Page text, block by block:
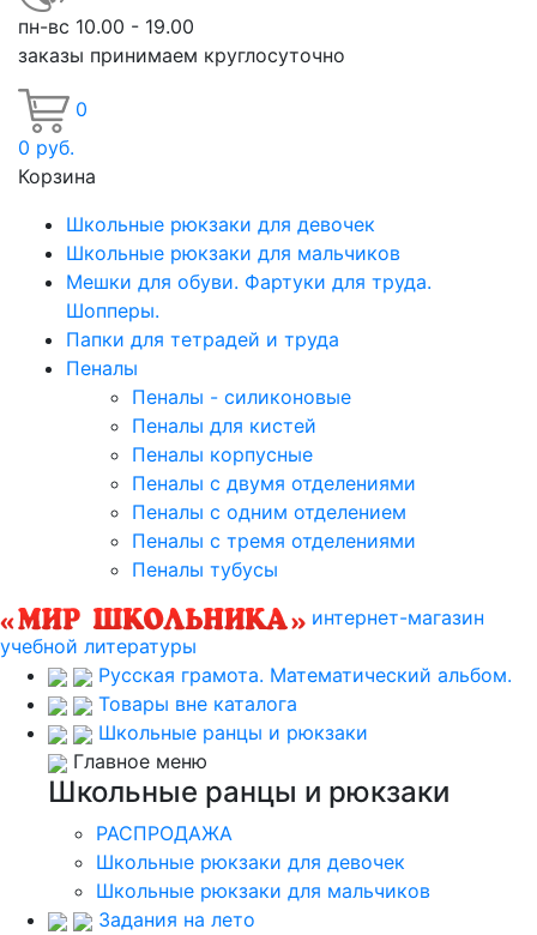
пн-вс 10.00 - 19.00
заказы принимаем круглосуточно
0
0 руб.
Корзина
Школьные рюкзаки для девочек
Школьные рюкзаки для мальчиков
Мешки для обуви. Фартуки для труда.
Шопперы.
Папки для тетрадей и труда
Пеналы
Пеналы - силиконовые
Пеналы для кистей
Пеналы корпусные
Пеналы с двумя отделениями
Пеналы с одним отделением
Пеналы с тремя отделениями
Пеналы тубусы
интернет-магазин
учебной литературы
Русская грамота. Математический альбом.
Товары вне каталога
Школьные ранцы и рюкзаки
Главное меню
Школьные ранцы и рюкзаки
РАСПРОДАЖА
Школьные рюкзаки для девочек
Школьные рюкзаки для мальчиков
Задания на лето